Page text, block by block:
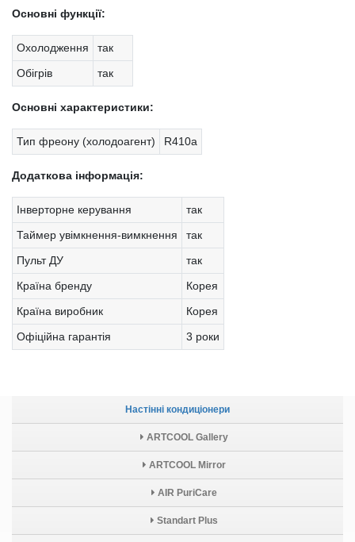
Настінні кондиціонери
ARTCOOL Gallery
ARTCOOL Mirror
AIR PuriCare
Standart Plus
Основні функції:
Охолодження
так
Обігрів
так
Основні характеристики:
Тип фреону (холодоагент) R410a
Додаткова інформація:
Інверторне керування
так
Таймер увімкнення-вимкнення
так
Пульт ДУ
так
Країна бренду
Корея
Країна виробник
Корея
Офіційна гарантія
3 роки